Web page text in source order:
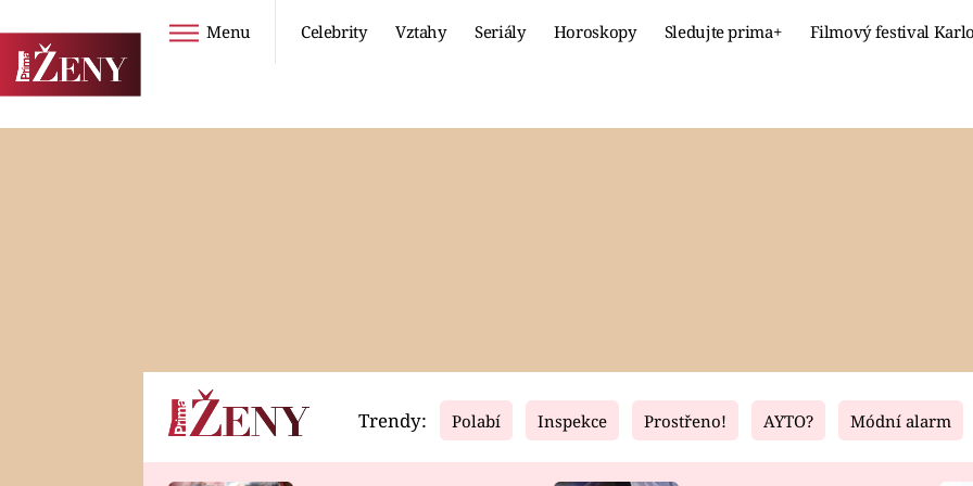
Menu Celebrity Vztahy Seriály Horoskopy Sledujte prima+ Filmový festival
Horoskopy Video Fresh Living
Trendy: Polabí Inspekce Prostřeno! AYTO? Módní alarm